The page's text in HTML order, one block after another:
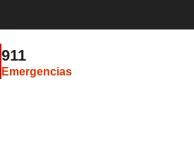
911
Emergencias